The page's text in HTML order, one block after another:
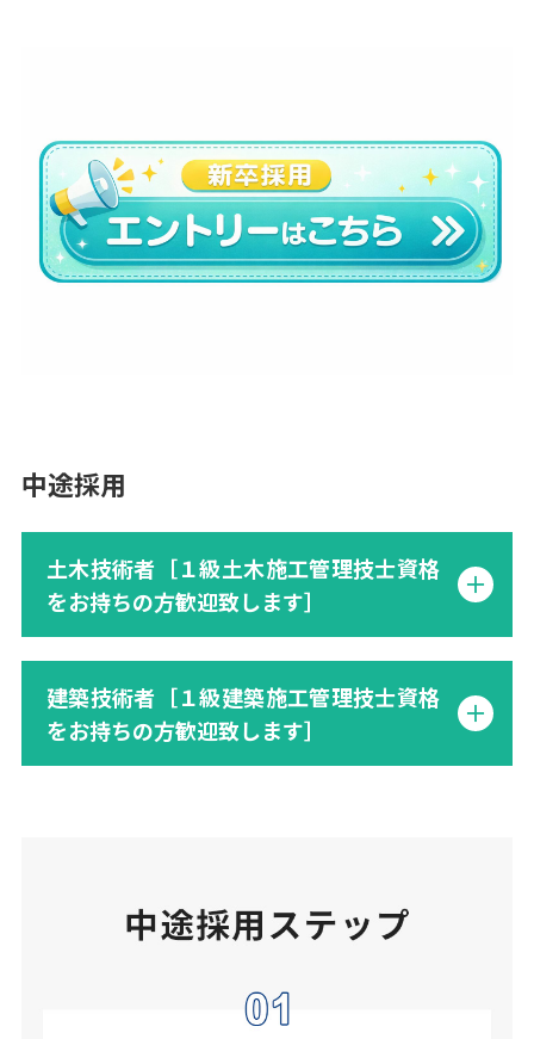
中途採用
土木技術者［１級土木施工管理技士資格
をお持ちの方歓迎致します］
建築技術者［１級建築施工管理技士資格
をお持ちの方歓迎致します］